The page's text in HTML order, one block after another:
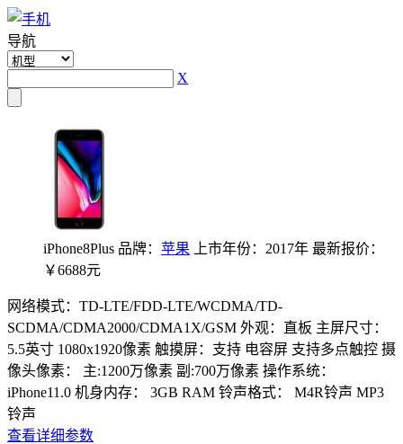
导航
X
iPhone8Plus 品牌： 苹果 上市年份：2017年 最新报价：
￥6688元
网络模式：TD-LTE/FDD-LTE/WCDMA/TD-
SCDMA/CDMA2000/CDMA1X/GSM 外观：直板 主屏尺寸：
5.5英寸 1080x1920像素 触摸屏：支持 电容屏 支持多点触控 摄
像头像素： 主:1200万像素 副:700万像素 操作系统：
iPhone11.0 机身内存： 3GB RAM 铃声格式： M4R铃声 MP3
铃声
查看详细参数